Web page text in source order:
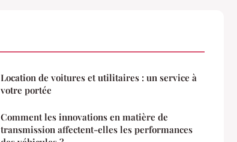
Location de voitures et utilitaires : un service à
votre portée
Comment les innovations en matière de
transmission affectent-elles les performances